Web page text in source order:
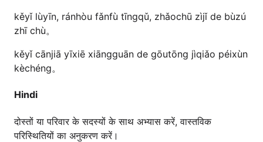
kěyǐ lùyīn, ránhòu fǎnfù tīngqǔ, zhǎochū zìjǐ de bùzú
zhī chù。
kěyǐ cānjiā yīxiē xiāngguān de gōutōng jìqiǎo péixùn
kèchéng。
Hindi
दोस्तों या परिवार के सदस्यों के साथ अभ्यास करें, वास्तविक
परिस्थितियों का अनुकरण करें।